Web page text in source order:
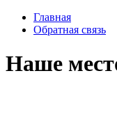
Главная
Обратная связь
Наше